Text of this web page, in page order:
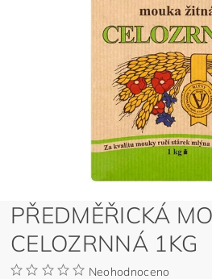
PŘEDMĚŘICKÁ
CELOZRNNÁ 1KG
Neohodnoceno